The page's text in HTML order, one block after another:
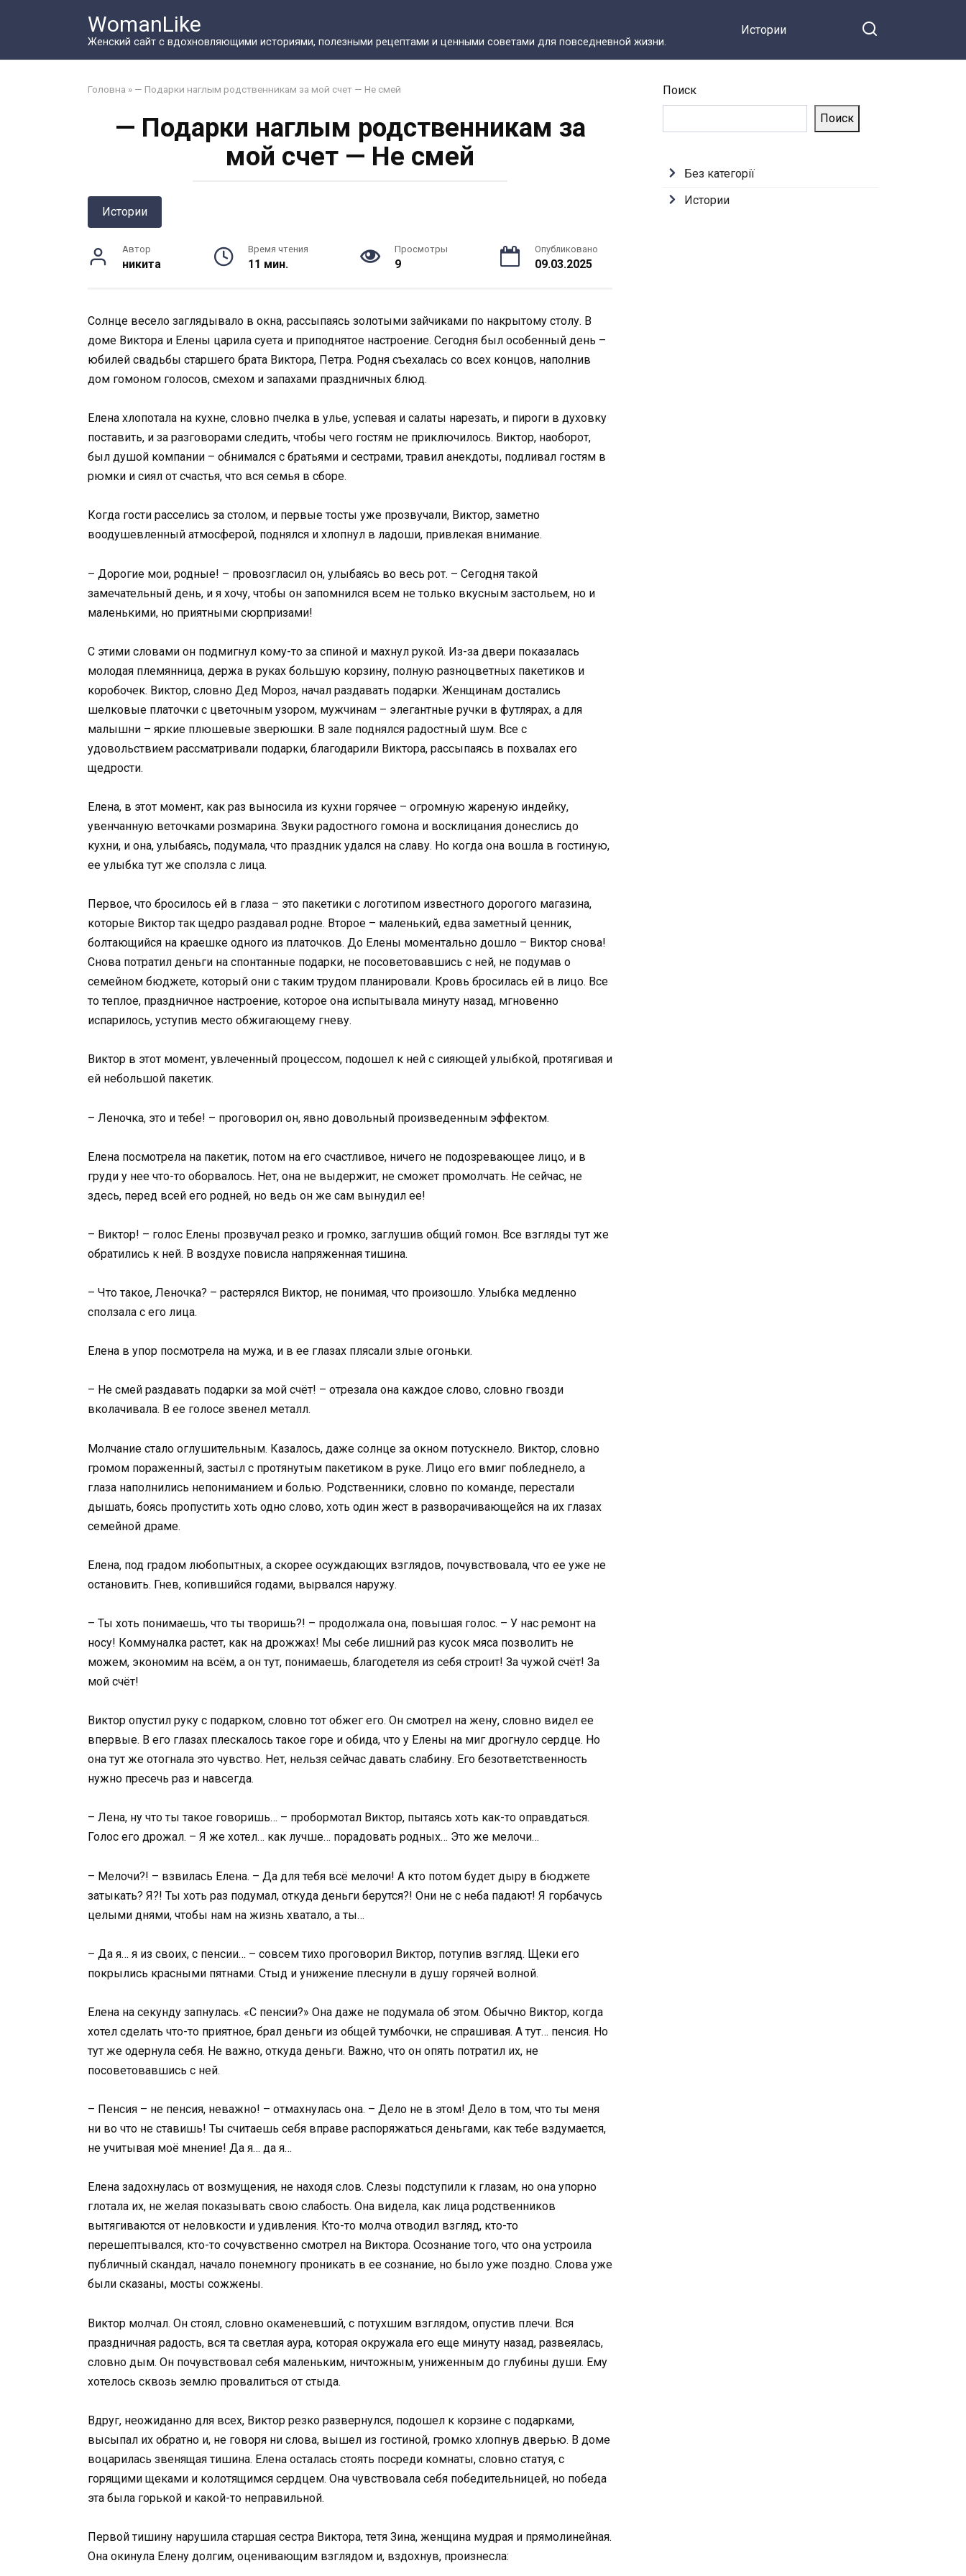
WomanLike
Женский сайт с вдохновляющими историями, полезными рецептами и ценными советами для повседневной жизни.
Истории
Головна » — Подарки наглым родственникам за мой счет — Не смей
— Подарки наглым родственникам за
мой счет — Не смей
Истории
Автор
никита
Время чтения
11 мин.
Просмотры
9
Опубликовано
09.03.2025
Солнце весело заглядывало в окна, рассыпаясь золотыми зайчиками по накрытому столу. В
доме Виктора и Елены царила суета и приподнятое настроение. Сегодня был особенный день –
юбилей свадьбы старшего брата Виктора, Петра. Родня съехалась со всех концов, наполнив
дом гомоном голосов, смехом и запахами праздничных блюд.
Елена хлопотала на кухне, словно пчелка в улье, успевая и салаты нарезать, и пироги в духовку
поставить, и за разговорами следить, чтобы чего гостям не приключилось. Виктор, наоборот,
был душой компании – обнимался с братьями и сестрами, травил анекдоты, подливал гостям в
рюмки и сиял от счастья, что вся семья в сборе.
Когда гости расселись за столом, и первые тосты уже прозвучали, Виктор, заметно
воодушевленный атмосферой, поднялся и хлопнул в ладоши, привлекая внимание.
– Дорогие мои, родные! – провозгласил он, улыбаясь во весь рот. – Сегодня такой
замечательный день, и я хочу, чтобы он запомнился всем не только вкусным застольем, но и
маленькими, но приятными сюрпризами!
С этими словами он подмигнул кому-то за спиной и махнул рукой. Из-за двери показалась
молодая племянница, держа в руках большую корзину, полную разноцветных пакетиков и
коробочек. Виктор, словно Дед Мороз, начал раздавать подарки. Женщинам достались
шелковые платочки с цветочным узором, мужчинам – элегантные ручки в футлярах, а для
малышни – яркие плюшевые зверюшки. В зале поднялся радостный шум. Все с
удовольствием рассматривали подарки, благодарили Виктора, рассыпаясь в похвалах его
щедрости.
Елена, в этот момент, как раз выносила из кухни горячее – огромную жареную индейку,
увенчанную веточками розмарина. Звуки радостного гомона и восклицания донеслись до
кухни, и она, улыбаясь, подумала, что праздник удался на славу. Но когда она вошла в гостиную,
ее улыбка тут же сползла с лица.
Первое, что бросилось ей в глаза – это пакетики с логотипом известного дорогого магазина,
которые Виктор так щедро раздавал родне. Второе – маленький, едва заметный ценник,
болтающийся на краешке одного из платочков. До Елены моментально дошло – Виктор снова!
Снова потратил деньги на спонтанные подарки, не посоветовавшись с ней, не подумав о
семейном бюджете, который они с таким трудом планировали. Кровь бросилась ей в лицо. Все
то теплое, праздничное настроение, которое она испытывала минуту назад, мгновенно
испарилось, уступив место обжигающему гневу.
Виктор в этот момент, увлеченный процессом, подошел к ней с сияющей улыбкой, протягивая и
ей небольшой пакетик.
– Леночка, это и тебе! – проговорил он, явно довольный произведенным эффектом.
Елена посмотрела на пакетик, потом на его счастливое, ничего не подозревающее лицо, и в
груди у нее что-то оборвалось. Нет, она не выдержит, не сможет промолчать. Не сейчас, не
здесь, перед всей его родней, но ведь он же сам вынудил ее!
– Виктор! – голос Елены прозвучал резко и громко, заглушив общий гомон. Все взгляды тут же
обратились к ней. В воздухе повисла напряженная тишина.
– Что такое, Леночка? – растерялся Виктор, не понимая, что произошло. Улыбка медленно
сползала с его лица.
Елена в упор посмотрела на мужа, и в ее глазах плясали злые огоньки.
– Не смей раздавать подарки за мой счёт! – отрезала она каждое слово, словно гвозди
вколачивала. В ее голосе звенел металл.
Молчание стало оглушительным. Казалось, даже солнце за окном потускнело. Виктор, словно
громом пораженный, застыл с протянутым пакетиком в руке. Лицо его вмиг побледнело, а
глаза наполнились непониманием и болью. Родственники, словно по команде, перестали
дышать, боясь пропустить хоть одно слово, хоть один жест в разворачивающейся на их глазах
семейной драме.
Елена, под градом любопытных, а скорее осуждающих взглядов, почувствовала, что ее уже не
остановить. Гнев, копившийся годами, вырвался наружу.
– Ты хоть понимаешь, что ты творишь?! – продолжала она, повышая голос. – У нас ремонт на
носу! Коммуналка растет, как на дрожжах! Мы себе лишний раз кусок мяса позволить не
можем, экономим на всём, а он тут, понимаешь, благодетеля из себя строит! За чужой счёт! За
мой счёт!
Виктор опустил руку с подарком, словно тот обжег его. Он смотрел на жену, словно видел ее
впервые. В его глазах плескалось такое горе и обида, что у Елены на миг дрогнуло сердце. Но
она тут же отогнала это чувство. Нет, нельзя сейчас давать слабину. Его безответственность
нужно пресечь раз и навсегда.
– Лена, ну что ты такое говоришь… – пробормотал Виктор, пытаясь хоть как-то оправдаться.
Голос его дрожал. – Я же хотел… как лучше… порадовать родных… Это же мелочи…
– Мелочи?! – взвилась Елена. – Да для тебя всё мелочи! А кто потом будет дыру в бюджете
затыкать? Я?! Ты хоть раз подумал, откуда деньги берутся?! Они не с неба падают! Я горбачусь
целыми днями, чтобы нам на жизнь хватало, а ты…
– Да я… я из своих, с пенсии… – совсем тихо проговорил Виктор, потупив взгляд. Щеки его
покрылись красными пятнами. Стыд и унижение плеснули в душу горячей волной.
Елена на секунду запнулась. «С пенсии?» Она даже не подумала об этом. Обычно Виктор, когда
хотел сделать что-то приятное, брал деньги из общей тумбочки, не спрашивая. А тут… пенсия. Но
тут же одернула себя. Не важно, откуда деньги. Важно, что он опять потратил их, не
посоветовавшись с ней.
– Пенсия – не пенсия, неважно! – отмахнулась она. – Дело не в этом! Дело в том, что ты меня
ни во что не ставишь! Ты считаешь себя вправе распоряжаться деньгами, как тебе вздумается,
не учитывая моё мнение! Да я… да я…
Елена задохнулась от возмущения, не находя слов. Слезы подступили к глазам, но она упорно
глотала их, не желая показывать свою слабость. Она видела, как лица родственников
вытягиваются от неловкости и удивления. Кто-то молча отводил взгляд, кто-то
перешептывался, кто-то сочувственно смотрел на Виктора. Осознание того, что она устроила
публичный скандал, начало понемногу проникать в ее сознание, но было уже поздно. Слова уже
были сказаны, мосты сожжены.
Виктор молчал. Он стоял, словно окаменевший, с потухшим взглядом, опустив плечи. Вся
праздничная радость, вся та светлая аура, которая окружала его еще минуту назад, развеялась,
словно дым. Он почувствовал себя маленьким, ничтожным, униженным до глубины души. Ему
хотелось сквозь землю провалиться от стыда.
Вдруг, неожиданно для всех, Виктор резко развернулся, подошел к корзине с подарками,
высыпал их обратно и, не говоря ни слова, вышел из гостиной, громко хлопнув дверью. В доме
воцарилась звенящая тишина. Елена осталась стоять посреди комнаты, словно статуя, с
горящими щеками и колотящимся сердцем. Она чувствовала себя победительницей, но победа
эта была горькой и какой-то неправильной.
Первой тишину нарушила старшая сестра Виктора, тетя Зина, женщина мудрая и прямолинейная.
Она окинула Елену долгим, оценивающим взглядом и, вздохнув, произнесла:
Поиск
Поиск
Без категорії
Истории